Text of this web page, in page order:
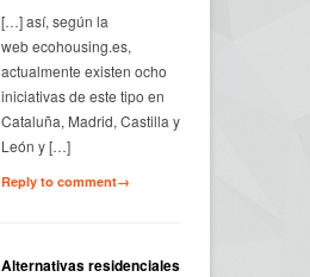
[…] así, según la
web ecohousing.es,
actualmente existen ocho
iniciativas de este tipo en
Cataluña, Madrid, Castilla y
León y […]
Reply to comment→
Alternativas residenciales